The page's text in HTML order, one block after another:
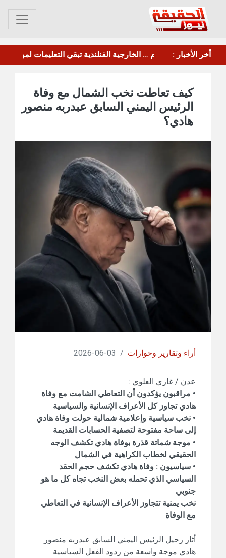
أخر الأخبار :
مأرب.. الحوثي يقصف معسكر"صحن الجنّ" بالصواريخ والطائرات المسيرة مجلس الدفاع الوطني يقر الرد الحازم على هجمات الحوثيين ويرفع الجاهزية القصوى
كيف تعاطت نخب الشمال مع وفاة
الرئيس اليمني السابق عبدربه منصور
هادي؟
أراء وتقارير وحوارات /
03-06-2026
عدن / غازي العلوي :
• مراقبون يؤكدون أن التعاطي الشامت مع وفاة
هادي تجاوز كل الأعراف الإنسانية والسياسية
• نخب سياسية وإعلامية شمالية حولت وفاة هادي
إلى ساحة مفتوحة لتصفية الحسابات القديمة
• موجة شماتة قذرة بوفاة هادي تكشف الوجه
الحقيقي لخطاب الكراهية في الشمال
• سياسيون : وفاة هادي تكشف حجم الحقد
السياسي الذي تحمله بعض النخب تجاه كل ما هو
جنوبي
نخب يمنية تتجاوز الأعراف الإنسانية في التعاطي
مع الوفاة
أثار رحيل الرئيس اليمني السابق عبدربه منصور
هادي موجة واسعة من ردود الفعل السياسية